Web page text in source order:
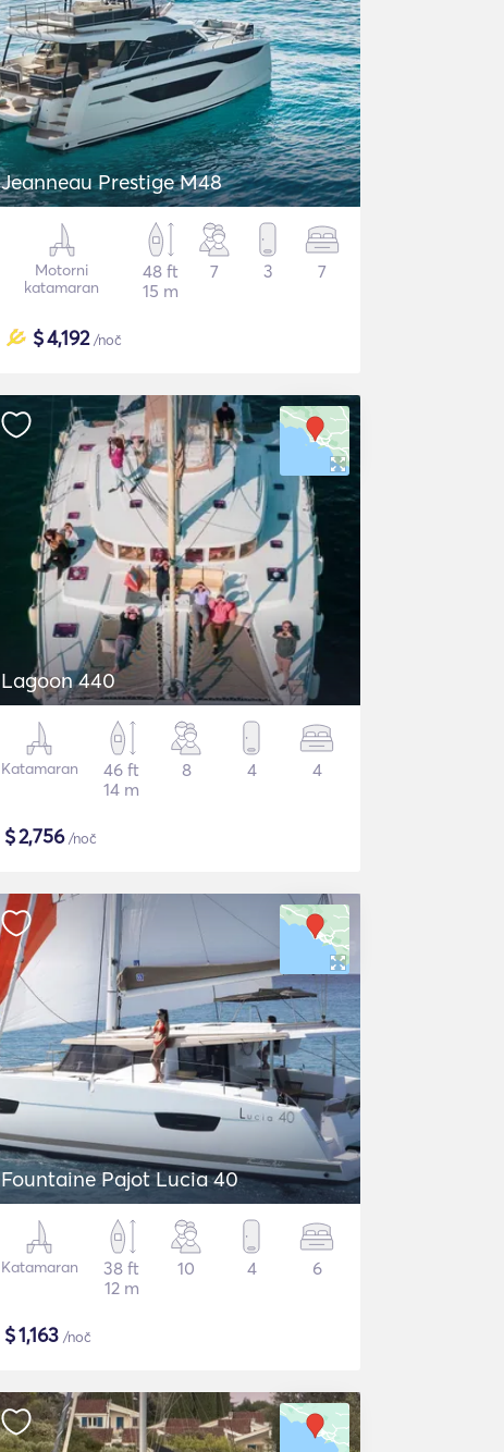
Jeanneau Prestige M48
Motorni
katamaran
48 ft
15 m
7 3 7
$4,192/noč
Lagoon 440
Katamaran
46 ft
14 m
8 4 4
$2,756/noč
Fountaine Pajot Lucia 40
Katamaran
38 ft
12 m
10 4 6
$1,163 /noč